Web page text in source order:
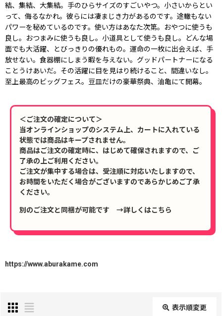
結、集結、大集結。手のひらサイズのすごいやつ。小さいからとい
って、侮るなかれ。彼らには凄まじき力があるのです。途轍もない
パワーを秘めているのです。使い方はあなた次第。おやつに使うも
良し。おつまみに使うも良し。小道具として使うも良し。どんな場
面でも大活躍、とびっきりの優れもの。運命の一枚に出会えば、手
放せない。食器棚にしまう暇を与えない。グッドパートナーになる
ことうけあいだ。その活躍に目を見はり続けること、間違いなし。
至上最高のビッグフェス。豆皿だけの豪華祭典、油亀にて開幕。
＜ご注文の確定について＞
当オンラインショップのシステム上、カートに入れている
状態では商品はキープされません。
商品はご注文の確定時に、はじめて確保されますので、ご
了承の上ご利用ください。
ご注文が集中する場合は、受注順に対応いたしますので、
お時間をいただく場合がございますのであらかじめご了承
ください。
別のご注文と同梱が可能です →詳しくはこちら
https://www.aburakame.com
表示順変更